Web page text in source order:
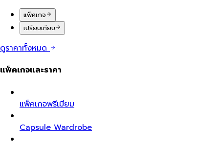
แพ็คเกจ
เปรียบเทียบ
ดูราคาทั้งหมด
แพ็คเกจและราคา
แพ็คเกจพรีเมียม
Capsule Wardrobe